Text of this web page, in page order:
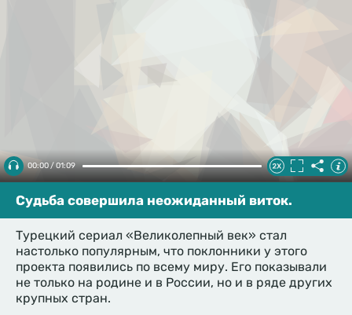
00:00 / 01:09
Судьба совершила неожиданный виток.
Турецкий сериал «Великолепный век» стал
настолько популярным, что поклонники у этого
проекта появились по всему миру. Его показывали
не только на родине и в России, но и в ряде других
крупных стран.